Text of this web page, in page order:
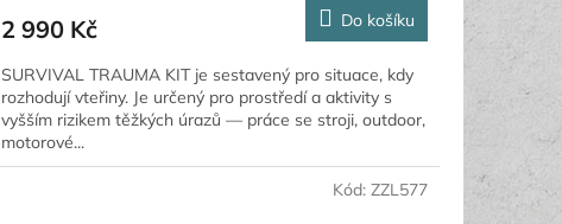
2 990 Kč Do košíku
SURVIVAL TRAUMA KIT je sestavený pro situace, kdy
rozhodují vteřiny. Je určený pro prostředí a aktivity s
vyšším rizikem těžkých úrazů — práce se stroji, outdoor,
motorové...
Kód: ZZL577